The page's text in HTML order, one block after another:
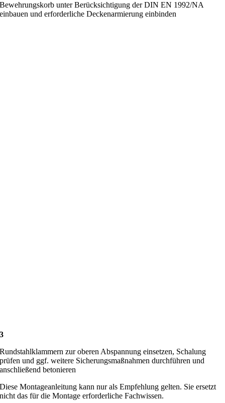
Bewehrungskorb unter Berücksichtigung der DIN EN 1992/NA
einbauen und erforderliche Deckenarmierung einbinden
3
Rundstahlklammern zur oberen Abspannung einsetzen, Schalung
prüfen und ggf. weitere Sicherungsmaßnahmen durchführen und
anschließend betonieren
Diese Montageanleitung kann nur als Empfehlung gelten. Sie ersetzt
nicht das für die Montage erforderliche Fachwissen.